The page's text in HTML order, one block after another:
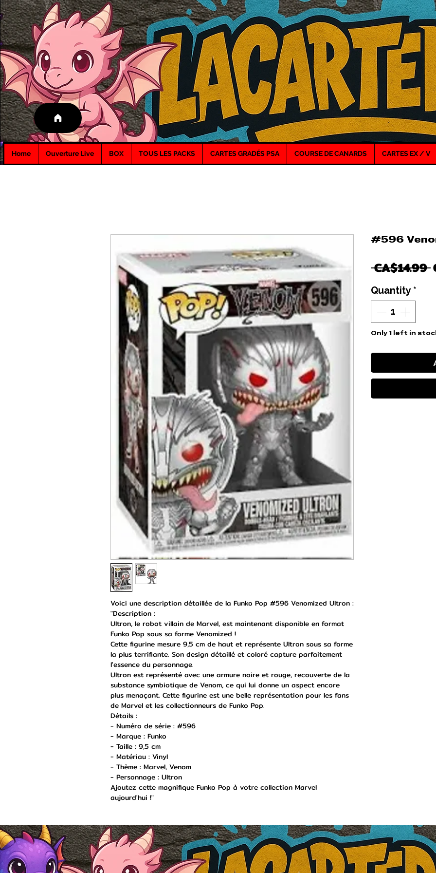
Home Ouverture Live BOX TOUS LES PACKS CARTES GRADÉS PSA COURSE DE CANARDS CARTES EX / V
Voici une description détaillée de la Funko Pop #596 Venomized Ultron :
"Description :
Ultron, le robot villain de Marvel, est maintenant disponible en format
Funko Pop sous sa forme Venomized !
Cette figurine mesure 9,5 cm de haut et représente Ultron sous sa forme
la plus terrifiante. Son design détaillé et coloré capture parfaitement
l'essence du personnage.
Ultron est représenté avec une armure noire et rouge, recouverte de la
substance symbiotique de Venom, ce qui lui donne un aspect encore
plus menaçant. Cette figurine est une belle représentation pour les fans
de Marvel et les collectionneurs de Funko Pop.
Détails :
- Numéro de série : #596
- Marque : Funko
- Taille : 9,5 cm
- Matériau : Vinyl
- Thème : Marvel, Venom
- Personnage : Ultron
Ajoutez cette magnifique Funko Pop à votre collection Marvel
aujourd'hui !"
#596
CA$14.99
Quantity *
Only 1 left in